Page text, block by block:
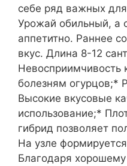
себе ряд важных для
Урожай обильный, а
аппетитно. Раннее
вкус. Длина 8-12
Невосприимчивость
болезням огурцов;*
Высокие вкусовые
использование;*
гибрид позволяет
На узле
Благодаря